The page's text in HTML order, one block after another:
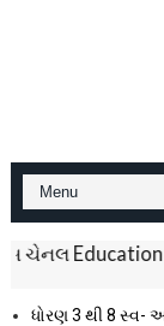
ધોરણ 3 થી 8 સ્વ-